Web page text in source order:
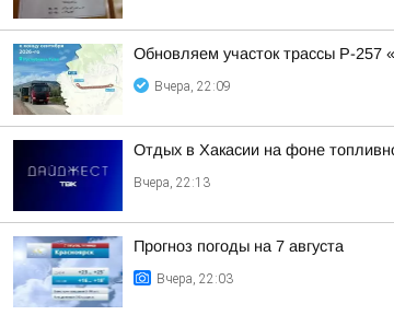
Обновляем участок трассы Р-257
Вчера, 22:09
Отдых в Хакасии на фоне
Вчера, 22:13
Прогноз погоды на 7 августа
Вчера, 22:03